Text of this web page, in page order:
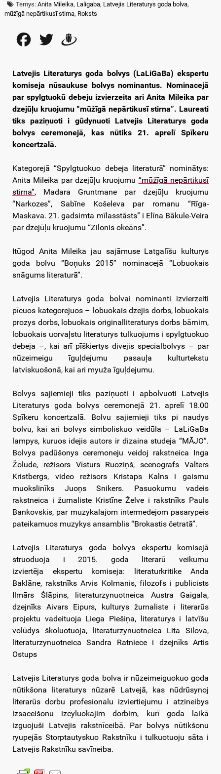
Temys:Anita Mileika, Laligaba, Latvejis Literaturys goda bolva,
mūžīgā nepārtikusī stirna, Roksts
FacebookTwitter
Latvejis Literaturys goda bolvys (LaLiGaBa) ekspertu
komiseja nūsaukuse bolvys nominantus. Nominacejā
par spylgtuokū debeju izvierzeita ari Anita Mileika par
dzejūļu kruojumu “mūžīgā nepārtikusī stirna”. Laureati
tiks paziņuoti i gūdynuoti Latvejis Literaturys goda
bolvys ceremonejā, kas nūtiks 21. aprelī Spīkeru
koncertzalā.
Kategorejā “Spylgtuokuo debeja literaturā” nominātys:
Anita Mileika par dzejūļu kruojumu “mūžīgā nepārtikusī
stirna”, Madara Gruntmane par dzejūļu kruojumu
“Narkozes”, Sabīne Košeleva par romanu “Rīga-
Maskava. 21. gadsimta mīlasstāsts” i Elīna Bākule-Veira
par dzejūļu kruojumu “Zilonis okeāns”.
Itūgod Anita Mileika jau sajāmuse Latgalīšu kulturys
goda bolvu “Boņuks 2015” nominacejā “Lobuokais
snāgums literaturā”.
Latvejis Literaturys goda bolvai nominanti izvierzeiti
pīcuos kategorejuos – lobuokais dzejis dorbs, lobuokais
prozys dorbs, lobuokais originalliteraturys dorbs bārnim,
lobuokais uorvaļstu literaturys tulkuojums i spylgtuokuo
debeja –, kai arī pīškiertys divejis specialbolvys – par
nūzeimeigu īguļdejumu pasauļa kulturtekstu
latviskuošonā, kai ari myuža īguļdejumu.
Bolvys sajiemieji tiks paziņuoti i apbolvuoti Latvejis
Literaturys goda bolvys ceremonejā 21. aprelī 18.00
Spīkeru koncertzalā. Bolvu sajiemieji tiks pi naudys
bolvu, kai ari bolvys simboliskuo veidūla – LaLiGaBa
lampys, kuruos idejis autors ir dizaina studeja “MĀJO”.
Bolvys padūšonys ceremoneju veidoj rakstneica Inga
Žolude, režisors Vīsturs Ruoziņš, scenografs Valters
Kristbergs, video režisors Kristaps Kalns i gaismu
muokslinīks Juoņs Snikers. Pasuokumu vadeis
rakstneica i žurnaliste Kristīne Želve i rakstnīks Pauls
Bankovskis, par muzykalajom intermedejom pasarypeis
pateikamuos muzykys ansamblis “Brokastis četratā”.
Latvejis Literaturys goda bolvys ekspertu komisejā
struoduoja i 2015. goda literarū veikumu
izviertēja ekspertu komiseja: literaturkritike Anda
Baklāne, rakstnīks Arvis Kolmanis, filozofs i publicists
Ilmārs Šlāpins, literaturzynuotneica Austra Gaigala,
dzejnīks Aivars Eipurs, kulturys žurnaliste i literarūs
projektu vadeituoja Liega Piešiņa, literaturys i latvīšu
volūdys školuotuoja, literaturzynuotneica Lita Silova,
literaturzynuotneica Sandra Ratniece i dzejnīks Artis
Ostups
Latvejis Literaturys goda bolva ir nūzeimeiguokuo goda
nūtikšona literaturys nūzarē Latvejā, kas nūdrūsynoj
literarūs dorbu profesionalu izviertiejumu i atzineibys
izsaceišonu izcyluokajim dorbim, kurī goda laikā
izguojuši Latvejis rakstnīceibā. Par bolvys nūtikšonu
ryupejās Storptautyskuo Rakstnīku i tulkuotuoju sāta i
Latvejis Rakstnīku savīneiba.